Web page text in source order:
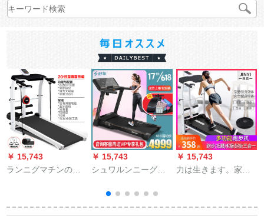
￥ 15,743
ランニグマチンの家
の简易ミニ多机能静
￥ 15,743
シュワルンニーグマ
连E 9は静音室内リフ
ィットネ器材SH-T
￥ 15,743
力は生きます。家庭
音フジットネ器材の